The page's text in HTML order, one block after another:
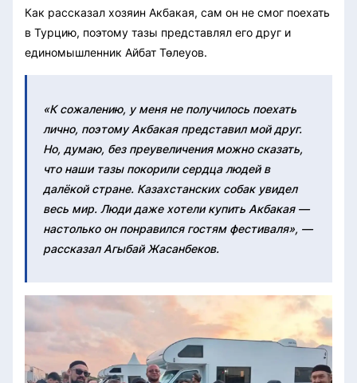
Как рассказал хозяин Акбакая, сам он не смог поехать
в Турцию, поэтому тазы представлял его друг и
единомышленник Айбат Төлеуов.
«К сожалению, у меня не получилось поехать
лично, поэтому Акбакая представил мой друг.
Но, думаю, без преувеличения можно сказать,
что наши тазы покорили сердца людей в
далёкой стране. Казахстанских собак увидел
весь мир. Люди даже хотели купить Акбакая —
настолько он понравился гостям фестиваля», —
рассказал Агыбай Жасанбеков.